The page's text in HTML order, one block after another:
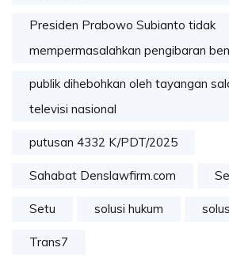
Presiden Prabowo Subianto tidak
mempermasalahkan pengibaran
publik dihebohkan oleh tayangan
televisi nasional
putusan 4332 K/PDT/2025
Sahabat Denslawfirm.com
Setu solusi hukum
Trans7